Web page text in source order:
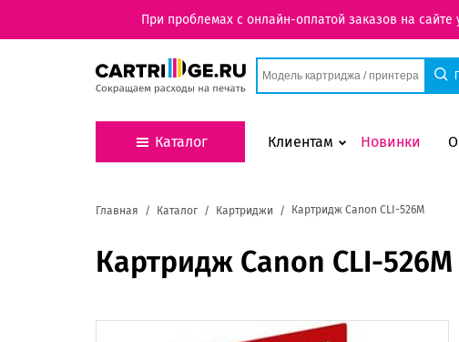
При проблемах с онлайн-оплатой заказов на
Каталог Клиентам Новинки
Главная Каталог Картриджи Картридж Canon CLI-526M
Картридж Canon CLI-526M